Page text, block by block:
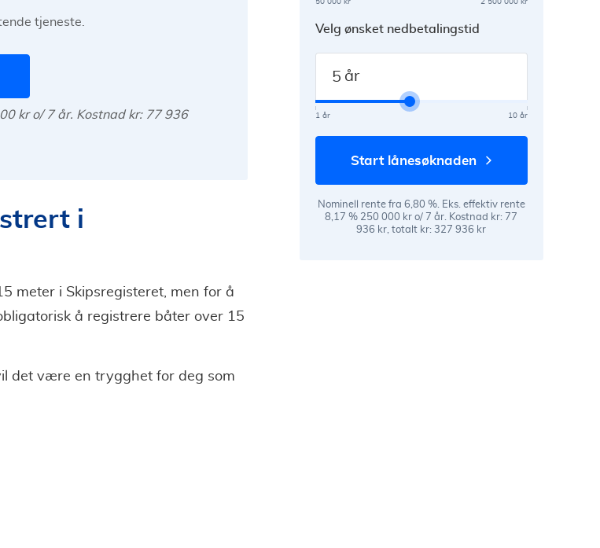
tjeneste.
kr o/ 7 år. Kostnad kr: 77 936
i
meter i Skipsregisteret, men for å
å registrere båter over 15
det være en trygghet for deg som
2 500 000 kr
50 000 kr
Velg ønsket nedbetalingstid
år
10 år
1 år
start lånesøknaden
Nominell rente fra 6,80 %. Eks. effektiv rente
8,17 % 250 000 kr o/ 7 år. Kostnad kr: 77
936 kr, totalt kr: 327 936 kr